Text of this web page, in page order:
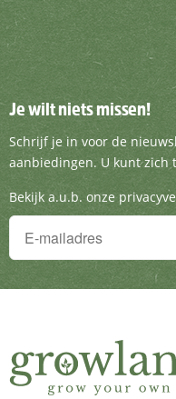
Je wilt niets missen!
Schrijf je in voor
Je wilt niets missen!
Schrijf je in voor de
aanbiedingen. U kunt
Bekijk a.u.b. onze
Je wilt niets missen!
Schrijf je in voor de